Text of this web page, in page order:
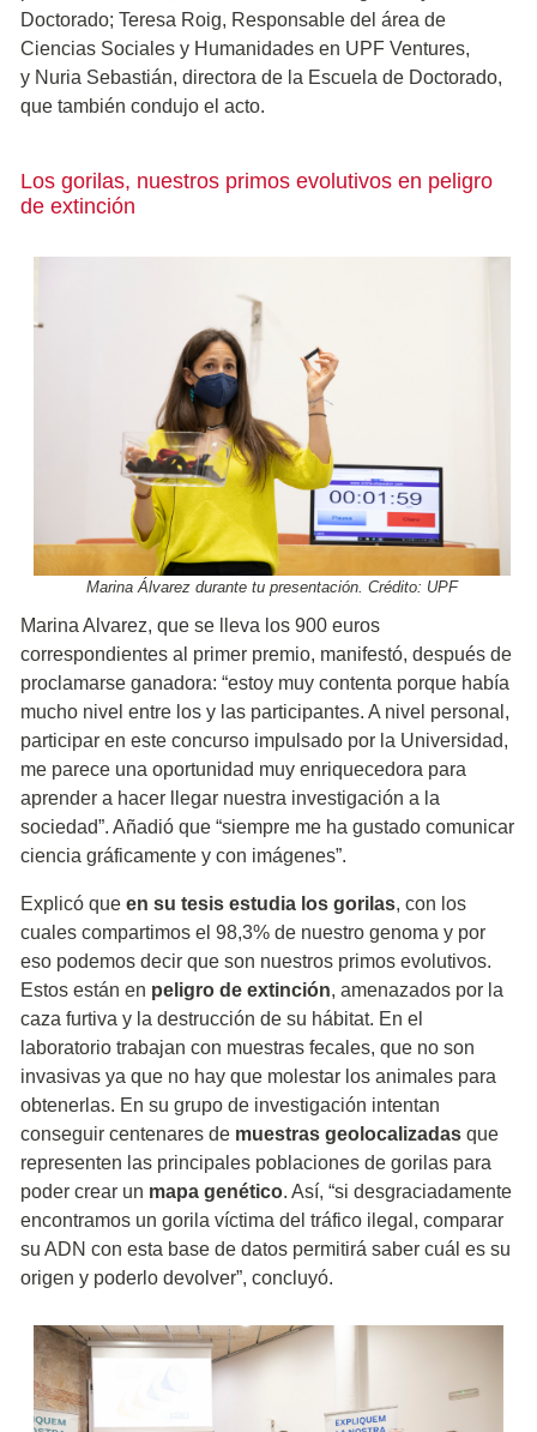
Doctorado; Teresa Roig, Responsable del área de
Ciencias Sociales y Humanidades en UPF Ventures,
y Nuria Sebastián, directora de la Escuela de Doctorado,
que también condujo el acto.
Los gorilas, nuestros primos evolutivos en peligro
de extinción
Marina Álvarez durante tu presentación. Crédito: UPF
Marina Alvarez, que se lleva los 900 euros
correspondientes al primer premio, manifestó, después de
proclamarse ganadora: “estoy muy contenta porque había
mucho nivel entre los y las participantes. A nivel personal,
participar en este concurso impulsado por la Universidad,
me parece una oportunidad muy enriquecedora para
aprender a hacer llegar nuestra investigación a la
sociedad”. Añadió que “siempre me ha gustado comunicar
ciencia gráficamente y con imágenes”.
Explicó que en su tesis estudia los gorilas, con los
cuales compartimos el 98,3% de nuestro genoma y por
eso podemos decir que son nuestros primos evolutivos.
Estos están en peligro de extinción, amenazados por la
caza furtiva y la destrucción de su hábitat. En el
laboratorio trabajan con muestras fecales, que no son
invasivas ya que no hay que molestar los animales para
obtenerlas. En su grupo de investigación intentan
conseguir centenares de muestras geolocalizadas que
representen las principales poblaciones de gorilas para
poder crear un mapa genético. Así, “si desgraciadamente
encontramos un gorila víctima del tráfico ilegal, comparar
su ADN con esta base de datos permitirá saber cuál es su
origen y poderlo devolver”, concluyó.